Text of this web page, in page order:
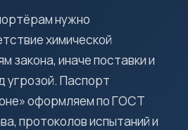
нужно
химической
закона, иначе поставки и
угрозой. Паспорт
оформляем по ГОСТ
протоколов испытаний и